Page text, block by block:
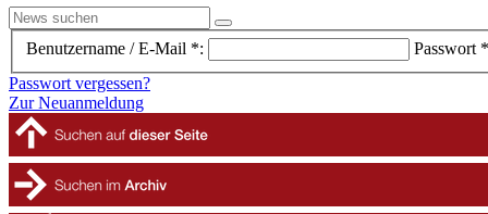
Benutzername / E-Mail *:
Passwort
Passwort vergessen?
Zur Neuanmeldung